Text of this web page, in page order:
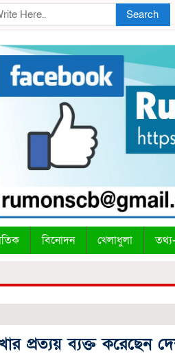
Search
বিনোদন খেলাধুলা তথ্য-
প্রত্যয় ব্যক্ত করেছেন